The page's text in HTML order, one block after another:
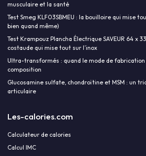
musculaire et la santé
Test Smeg KLF03SBMEU : la bouilloire qui mise
bien quand même)
Test Krampouz Plancha Électrique SAVEUR 64 x
costaude qui mise tout sur l’inox
Ultra-transformés : quand le mode de
composition
Glucosamine sulfate, chondroïtine et MSM : un
articulaire
Les-calories.com
Calculateur de calories
Calcul IMC